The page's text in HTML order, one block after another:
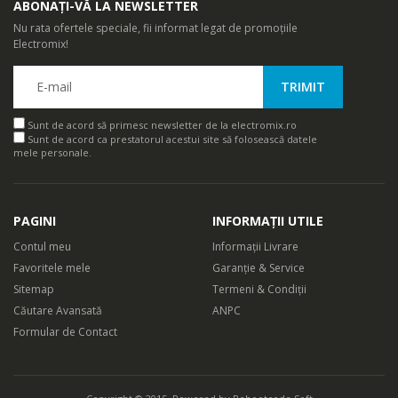
Setare de temperatura ThermoProtect
protectie suplimentara. Combinatia optima ThermoProtect intre
supraincalzi, mentinandu-i nivelul de umiditate natural, pentru
par stralucitor, cu aspect sanatos.
ABONAȚI-VĂ LA NEWSLETTER
Nu rata ofertele speciale, fii informat legat de promoțiile
Electromix!
Sunt de acord să primesc newsletter de la electromix.ro
Sunt de acord ca prestatorul acestui site să folosească datele
mele personale.
PAGINI
Contul meu
Favoritele mele
Sitemap
Căutare Avansată
Formular de Contact
INFORMAȚII UTILE
Informații Livrare
Garanție & Service
Termeni & Condiții
ANPC